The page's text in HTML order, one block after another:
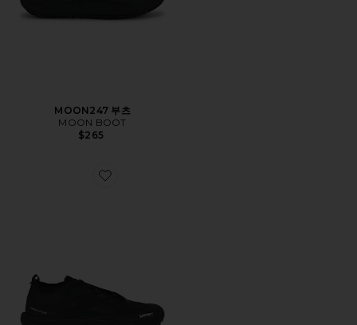
MOON247 부츠
MOON BOOT
$265
Favorite THE 스니커즈